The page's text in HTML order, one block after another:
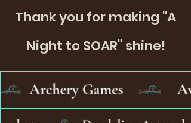
Thank you for making "A
Night to SOAR" shine!